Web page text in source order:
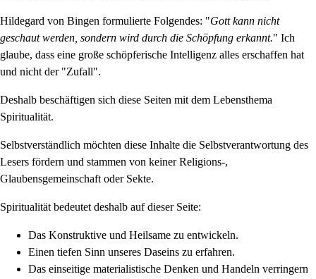
Hildegard von Bingen formulierte Folgendes: "Gott kann nicht
geschaut werden, sondern wird durch die Schöpfung erkannt." Ich
glaube, dass eine große schöpferische Intelligenz alles erschaffen hat
und nicht der "Zufall".
Deshalb beschäftigen sich diese Seiten mit dem Lebensthema
Spiritualität.
Selbstverständlich möchten diese Inhalte die Selbstverantwortung des
Lesers fördern und stammen von keiner Religions-,
Glaubensgemeinschaft oder Sekte.
Spiritualität bedeutet deshalb auf dieser Seite:
Das Konstruktive und Heilsame zu entwickeln.
Einen tiefen Sinn unseres Daseins zu erfahren.
Das einseitige materialistische Denken und Handeln verringern